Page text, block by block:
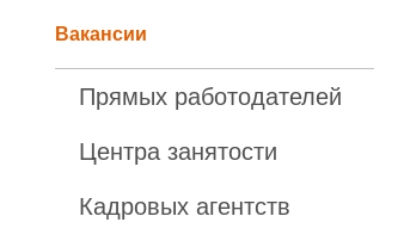
Вакансии
Прямых работодателей
Центра занятости
Кадровых агентств